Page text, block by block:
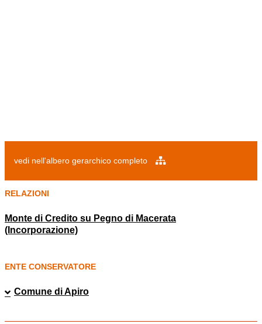
vedi nell'albero gerarchico completo
RELAZIONI
Monte di Credito su Pegno di Macerata
(Incorporazione)
ENTE CONSERVATORE
Comune di Apiro